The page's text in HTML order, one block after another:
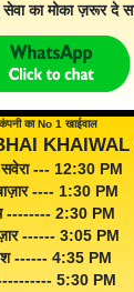
का मोका ज़रूर दे
का No 1 खाईवाल
सवेरा --- 12:30 PM
---- 1:30 PM
-------- 2:30 PM
------ 3:05 PM
------ 4:35 PM
5:30 PM